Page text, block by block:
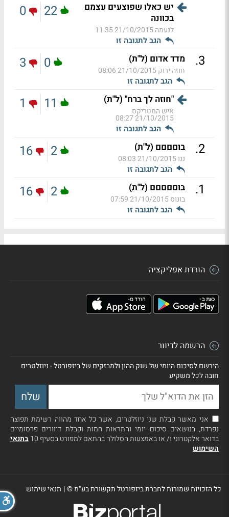
יש כאלו שפוצעים עצמם
בכוונה
לנעמה21/10/2015 11:35
הגב לתגובה זו
22
0
3
. מדד אדום (ל"ת)
חוזה ירוק21/10/2015 08:06
הגב לתגובה זו
0
3
"חוזה לך ברח" (ל"ת)
איש המטריקס
21/10/2015 08:27
הגב לתגובה זו
11
1
2
. בוםםםם (ל"ת)
ננו21/10/2015 08:03
הגב לתגובה זו
2
16
1
. בוםםםםם (ל"ת)
בונוס21/10/2015 07:59
הגב לתגובה זו
2
16
הורדת אפליקציה
הרשמה לדיוור
הירשם לסיכום היומי של שוק ההון ולמבזקים של ביזפורטל - ניוזלטרים
חובה לכל משקיע
אני מאשר קבלת שני ניוזלטרים, אשר כל אחד מהווה רשימת תפוצה
נפרדת, בנושאים סיכום יומי והתראות חמות וקבלת דיוורים פרסומיים
בדואר אלקטרוני ו/ או באמצעות הסלולר בהתאם למפורט בסעיף 10
בתנאי
השימוש
כל הזכויות שמורות לחברת ביזפורטל תקשורת בע"מ ©| תנאי שימוש